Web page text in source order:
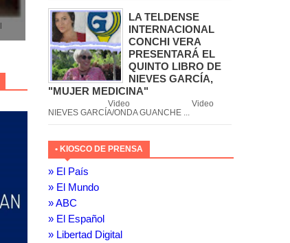
LA TELDENSE
INTERNACIONAL
CONCHI VERA
PRESENTARÁ EL
QUINTO LIBRO DE
NIEVES GARCÍA,
"MUJER MEDICINA"
Video Video
NIEVES GARCÍA/ONDA GUANCHE ...
• KIOSCO DE PRENSA
» El País
» El Mundo
» ABC
» El Español
» Libertad Digital